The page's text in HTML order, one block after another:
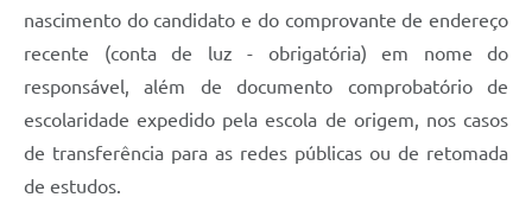
nascimento do candidato e do comprovante de endereço
recente (conta de luz - obrigatória) em nome do
responsável, além de documento comprobatório de
escolaridade expedido pela escola de origem, nos casos
de transferência para as redes públicas ou de retomada
de estudos.